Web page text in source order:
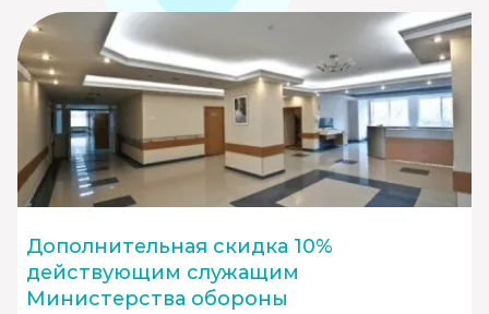
Дополнительная скидка 10%
действующим служащим
Министерства обороны